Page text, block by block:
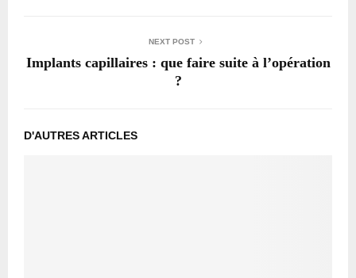
NEXT POST
Implants capillaires : que faire suite à l’opération
?
D'AUTRES ARTICLES